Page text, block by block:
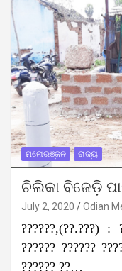
ମନୋରଞ୍ଜନ ରାଜ୍ୟ
ଚିଲିକା ବିଜେଡ଼ି
July 2, 2020 Odian
??????,(??.???) :
?????? ??????
?????? ??…